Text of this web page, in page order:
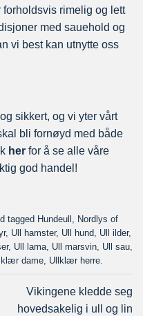
rimelig og lett
med sauehold og
vi best kan utnytte oss
sikkert, og vi yter vårt
bli fornøyd med både
her for å se alle våre
god handel!
tagged Hundeull , Nordlys of
, Ull hamster, Ull hund, Ull ilder,
, Ull lama, Ull marsvin, Ull sau,
dame, Ullklær herre.
Vikingene kledde seg
hovedsakelig i ull og lin